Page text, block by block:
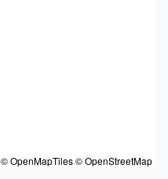
© OpenMapTiles© OpenStreetMap